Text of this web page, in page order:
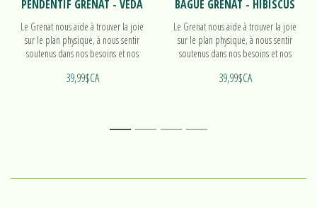
PENDENTIF GRENAT - VEDA
Le Grenat nous aide à trouver la joie
sur le plan physique, à nous sentir
soutenus dans nos besoins et nos
l'amour. Découvrez notre pendentif
39,99$CA
BAGUE GRENAT - HIBISCUS
Le Grenat nous aide à trouver la joie
sur le plan physique, à nous sentir
soutenus dans nos besoins et nos
l'amour. Découvrez notre bague
39,99$CA
1 2 3 4